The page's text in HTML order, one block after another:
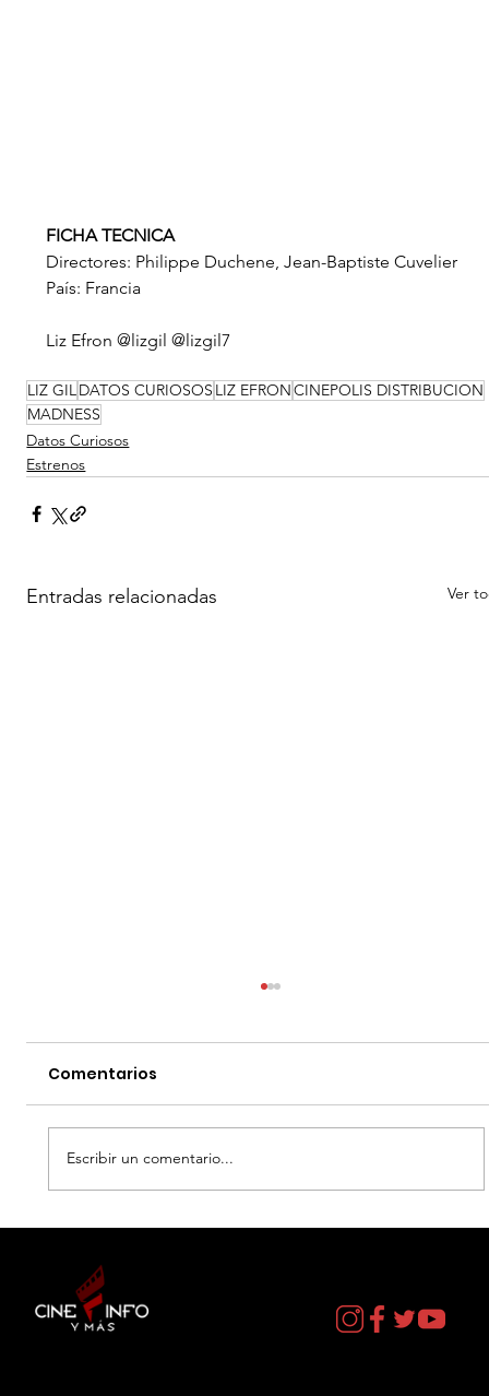
FICHA TECNICA
Directores: Philippe Duchene, Jean-Baptiste Cuvelier
País: Francia
Liz Efron @lizgil @lizgil7
LIZ GILDATOS CURIOSOS LIZ EFRONCINEPOLIS DISTRIBUCION
MADNESS
Datos Curiosos
Estrenos
Entradas relacionadas Ver
CURIOSOS por LIZ GIL
Comentarios
Escribir un comentario...